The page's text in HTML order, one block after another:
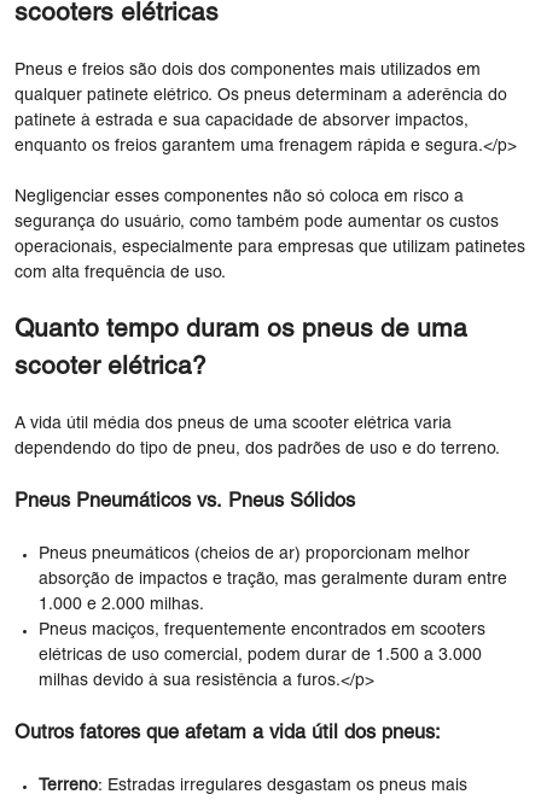
scooters elétricas
Pneus e freios são dois dos componentes mais utilizados em
qualquer patinete elétrico. Os pneus determinam a aderência do
patinete à estrada e sua capacidade de absorver impactos,
enquanto os freios garantem uma frenagem rápida e segura.</p>
Negligenciar esses componentes não só coloca em risco a
segurança do usuário, como também pode aumentar os custos
operacionais, especialmente para empresas que utilizam patinetes
com alta frequência de uso.
Quanto tempo duram os pneus de uma
scooter elétrica?
A vida útil média dos pneus de uma scooter elétrica varia
dependendo do tipo de pneu, dos padrões de uso e do terreno.
Pneus Pneumáticos vs. Pneus Sólidos
Pneus pneumáticos (cheios de ar) proporcionam melhor
absorção de impactos e tração, mas geralmente duram entre
1.000 e 2.000 milhas.
Pneus maciços, frequentemente encontrados em scooters
elétricas de uso comercial, podem durar de 1.500 a 3.000
milhas devido à sua resistência a furos.</p>
Outros fatores que afetam a vida útil dos pneus:
Terreno: Estradas irregulares desgastam os pneus mais